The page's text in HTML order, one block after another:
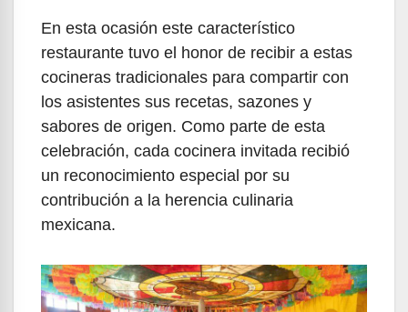
En esta ocasión este característico
restaurante tuvo el honor de recibir a estas
cocineras tradicionales para compartir con
los asistentes sus recetas, sazones y
sabores de origen. Como parte de esta
celebración, cada cocinera invitada recibió
un reconocimiento especial por su
contribución a la herencia culinaria
mexicana.